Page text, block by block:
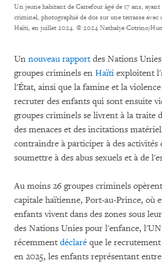
Un jeune habitant de Carrefour âgé de 17 ans,
criminel, photographié de dos sur une terrasse
Haïti, en juillet 2024. © 2024 Nathalye Cotrino/
Un nouveau rapportdes Nations
groupes criminels en Haïti exploitent
l'État, ainsi que la famine et la
recruter des enfants qui sont ensuite
groupes criminels se livrent à la traite
des menaces et des incitations
contraindre à participer à des activités
soumettre à des abus sexuels et à de
Au moins 26 groupes criminels
capitale haïtienne, Port-au-Prince, où
enfants vivent dans des zones sous
des Nations Unies pour l'enfance,
récemment déclaré que le
en 2025, les enfants représentant